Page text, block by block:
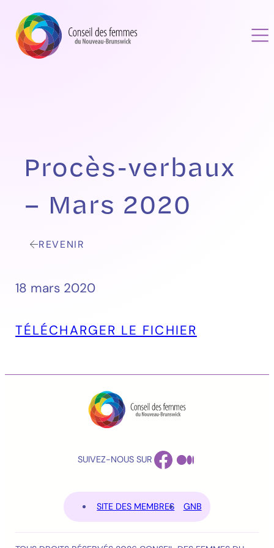
Procès-verbaux
– Mars 2020
REVENIR
18 mars 2020
TÉLÉCHARGER LE FICHIER
SUIVEZ-NOUS SUR FACEBOOK
MEDIUM
SITE DES MEMBRES GNB